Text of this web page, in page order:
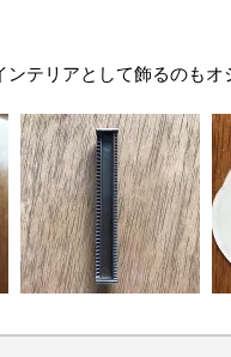
テリアとして飾るのもオ